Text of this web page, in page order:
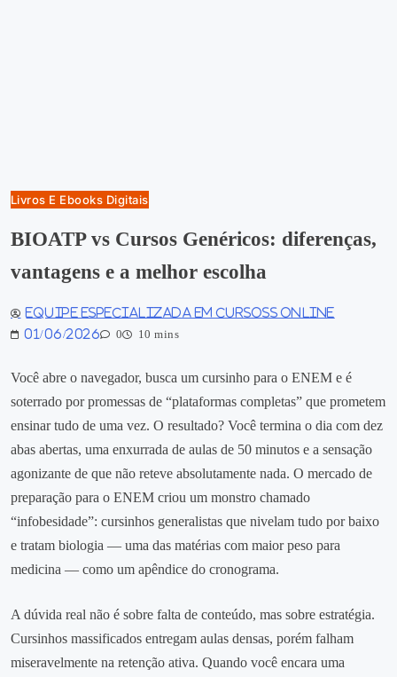
Livros E Ebooks Digitais
BIOATP vs Cursos Genéricos: diferenças,
vantagens e a melhor escolha
Equipe especializada em Cursoss Online
01/06/2026
0 10 mins
Você abre o navegador, busca um cursinho para o ENEM e é
soterrado por promessas de “plataformas completas” que prometem
ensinar tudo de uma vez. O resultado? Você termina o dia com dez
abas abertas, uma enxurrada de aulas de 50 minutos e a sensação
agonizante de que não reteve absolutamente nada. O mercado de
preparação para o ENEM criou um monstro chamado
“infobesidade”: cursinhos generalistas que nivelam tudo por baixo
e tratam biologia — uma das matérias com maior peso para
medicina — como um apêndice do cronograma.
A dúvida real não é sobre falta de conteúdo, mas sobre estratégia.
Cursinhos massificados entregam aulas densas, porém falham
miseravelmente na retenção ativa. Quando você encara uma